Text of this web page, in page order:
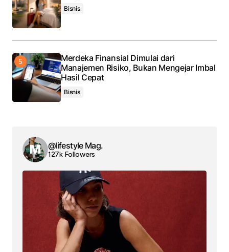
Bisnis
Merdeka Finansial Dimulai dari
Manajemen Risiko, Bukan Mengejar Imbal
Hasil Cepat
Bisnis
@lifestyle Mag.
127k Followers